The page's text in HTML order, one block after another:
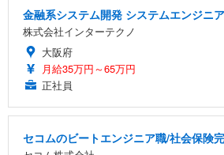
金融系システム開発 システムエンジニア
株式会社インターテクノ
大阪府
月給35万円～65万円
正社員
セコムのビートエンジニア職/社会保険